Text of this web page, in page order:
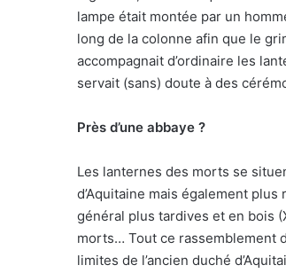
lampe était montée par un
long de la colonne afin que le
accompagnait d’ordinaire les
servait (sans) doute à des
Près d’une abbaye ?
Les lanternes des morts se
d’Aquitaine mais également
général plus tardives et en bois
morts… Tout ce rassemblement
limites de l’ancien duché